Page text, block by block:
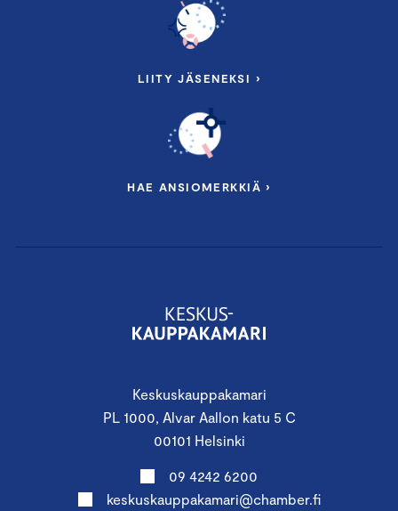
Keskuskauppakamari
PL 1000, Alvar Aallon katu 5 C
00101 Helsinki
09 4242 6200
keskuskauppakamari@chamber.fi
LIITY JÄSENEKSI ›
HAE ANSIOMERKKIÄ ›